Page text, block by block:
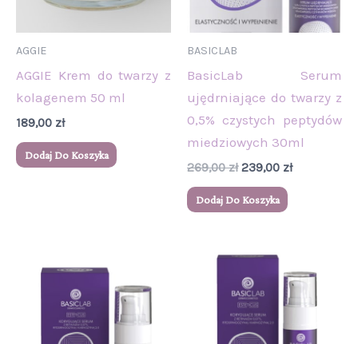
AGGIE
AGGIE Krem do twarzy z
kolagenem 50 ml
189,00 zł
Dodaj Do Koszyka
BASICLAB
BasicLab Serum
ujędrniające do twarzy z
0,5% czystych peptydów
miedziowych 30ml
269,00zł 239,00 zł
Dodaj Do Koszyka